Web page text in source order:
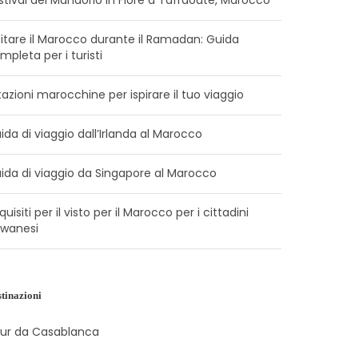
il Marocco durante il Ramadan: Guida
per i turisti
marocchine per ispirare il tuo viaggio
di viaggio dall’Irlanda al Marocco
di viaggio da Singapore al Marocco
per il visto per il Marocco per i cittadini
da Casablanca